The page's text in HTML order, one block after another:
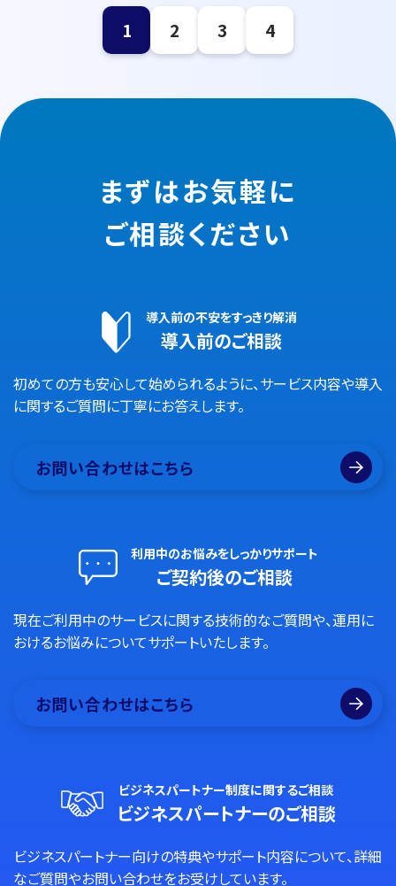
1 2 3 4
まずはお気軽に
ご相談ください
導入前の不安をすっきり解消
導入前のご相談
初めての方も安心して始められるように、サービス内容や導入
に関するご質問に丁寧にお答えします。
お問い合わせはこちら
利用中のお悩みをしっかりサポート
ご契約後のご相談
現在ご利用中のサービスに関する技術的なご質問や、運用に
おけるお悩みについてサポートいたします。
お問い合わせはこちら
ビジネスパートナー制度に関するご相談
ビジネスパートナーのご相談
ビジネスパートナー向けの特典やサポート内容について、詳細
なご質問やお問い合わせをお受けしています。